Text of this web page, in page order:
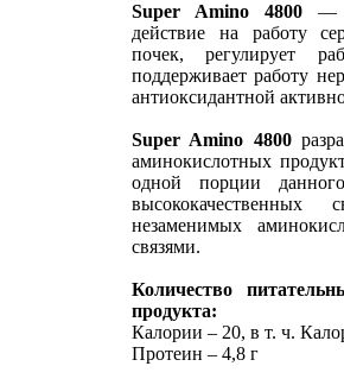
Super Amino 4800 —
действие на работу
почек, регулирует
поддерживает работу
антиоксидантной
Super Amino 4800
аминокислотных
одной порции
незаменимых
связями.
Количество
продукта:
Калории – 20, в т. ч.
Протеин – 4,8 г